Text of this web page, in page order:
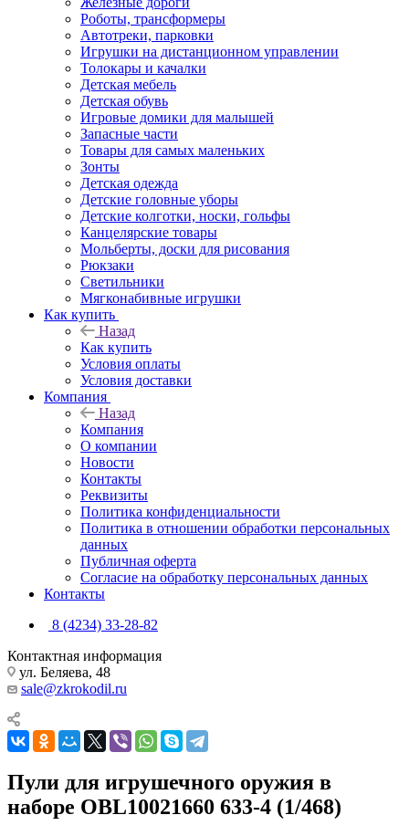
Роботы, трансформеры
Автотреки, парковки
Игрушки на дистанционном управлении
Толокары и качалки
Детская мебель
Детская обувь
Игровые домики для малышей
Запасные части
Товары для самых маленьких
Зонты
Детская одежда
Детские головные уборы
Детские колготки, носки, гольфы
Канцелярские товары
Мольберты, доски для рисования
Рюкзаки
Светильники
Мягконабивные игрушки
Как купить
Назад
Как купить
Условия оплаты
Условия доставки
Компания
Назад
Компания
О компании
Новости
Контакты
Реквизиты
Политика конфиденциальности
Политика в отношении обработки персональных
данных
Публичная оферта
Согласие на обработку персональных данных
Контакты
8 (4234) 33-28-82
Контактная информация
ул. Беляева, 48
sale@zkrokodil.ru
Пули для игрушечного оружия в
наборе OBL10021660 633-4 (1/468)